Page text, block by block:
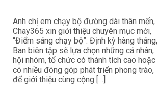
Anh chị em chạy bộ đường dài thân mến,
Chay365 xin giới thiệu chuyên mục mới,
“Điểm sáng chạy bộ”. Định kỳ hàng tháng,
Ban biên tập sẽ lựa chọn những cá nhân,
hội nhóm, tổ chức có thành tích cao hoặc
có nhiều đóng góp phát triển phong trào,
để giới thiệu cùng cộng […]